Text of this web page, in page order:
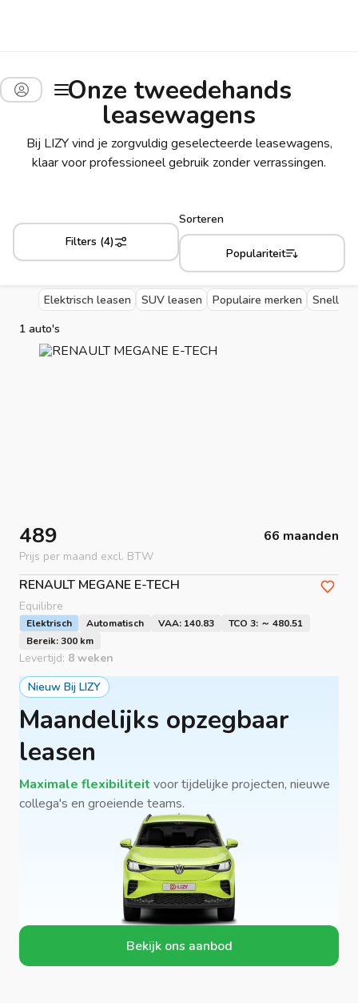
Onze tweedehands
leasewagens
Bij LIZY vind je zorgvuldig geselecteerde leasewagens,
klaar voor professioneel gebruik zonder verrassingen.
Filters (4)
Sorteren
Populariteit
Elektrisch leasen SUV leasen Populaire merken
Snelle
1 auto's
489 66 maanden
Prijs per maand excl. BTW
RENAULT MEGANE E-TECH
Equilibre
Elektrisch Automatisch VAA: 140.83
TCO 3: ～ 480.51
Bereik: 300 km
Levertijd: 8 weken
Nieuw Bij LIZY
Maandelijks opzegbaar
leasen
Maximale flexibiliteit voor tijdelijke projecten, nieuwe
collega's en groeiende teams.
Bekijk ons aanbod